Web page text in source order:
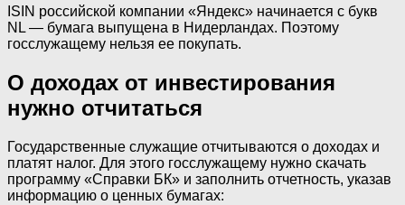
ISIN российской компании «Яндекс» начинается с букв
NL — бумага выпущена в Нидерландах. Поэтому
госслужащему нельзя ее покупать.
О доходах от инвестирования
нужно отчитаться
Государственные служащие отчитываются о доходах и
платят налог. Для этого госслужащему нужно скачать
программу «Справки БК» и заполнить отчетность, указав
информацию о ценных бумагах: